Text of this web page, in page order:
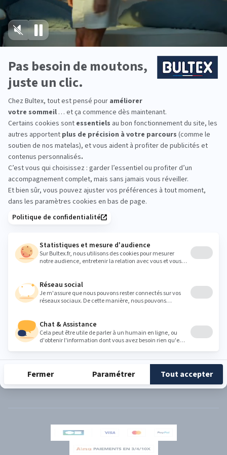
PROMOS
Nos engagements
Storelocator
ContactMon compte
acceptez de recevoir notre Newsletter incluant des
informations concernant les offres, services, produits ou
évènements de Bultex conformément à
notre politique de protection des données personnelles
Ce formulaire est protégé par reCAPTCHA - La
Conditions d'utilisationss'appliquent.
RÉCOMPENSES ET LABELS
En savoir
Catégorie
matelas
éco-
conçus
Gamme
"Infinite"
Gamme
Suivez-nous sur les
PRODUITS
BULTEX
SUPPORT